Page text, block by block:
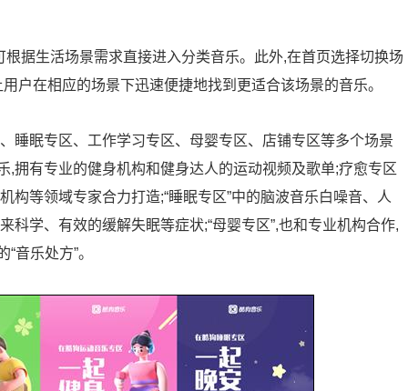
据生活场景需求直接进入分类音乐。此外,在首页选择切换场
户在相应的场景下迅速便捷地找到更适合该场景的音乐。
睡眠专区、工作学习专区、母婴专区、店铺专区等多个场景
拥有专业的健身机构和健身达人的运动视频及歌单;疗愈专区
等领域专家合力打造;“睡眠专区”中的脑波音乐白噪音、人
学、有效的缓解失眠等症状;“母婴专区”,也和专业机构合作,
音乐处方”。